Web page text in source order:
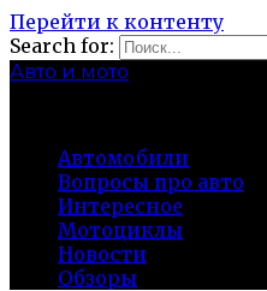
Перейти к контенту
Search for:
Авто и мото
Автомобили
Вопросы про авто
Интересное
Мотоциклы
Новости
Обзоры